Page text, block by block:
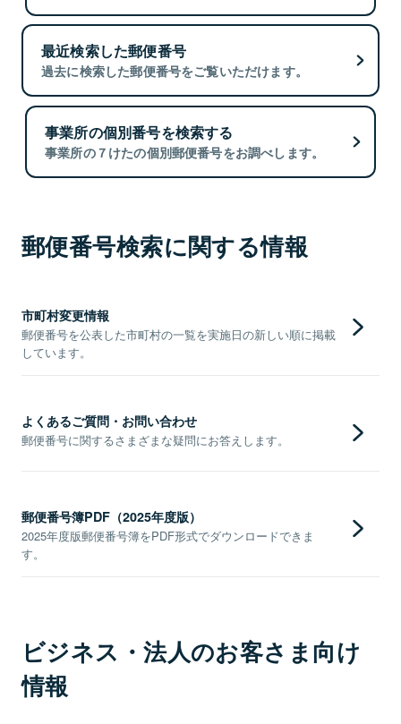
最近検索した郵便番号
過去に検索した郵便番号をご覧いただけます。
事業所の個別番号を検索する
事業所の７けたの個別郵便番号をお調べします。
郵便番号検索に関する情報
市町村変更情報
郵便番号を公表した市町村の一覧を実施日の新しい順に掲載
しています。
よくあるご質問・お問い合わせ
郵便番号に関するさまざまな疑問にお答えします。
郵便番号簿PDF（2025年度版）
2025年度版郵便番号簿をPDF形式でダウンロードできま
す。
ビジネス・法人のお客さま向け
情報